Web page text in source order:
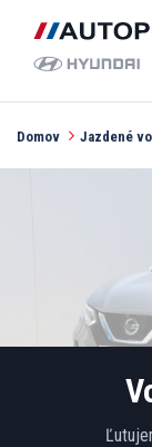
Domov Jazdené